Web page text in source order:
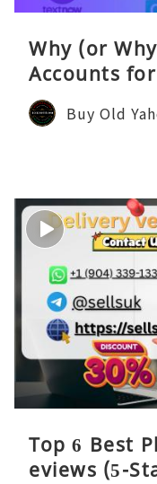
Why (or
Accounts
Buy Old
Top 6 Best
eviews (5-